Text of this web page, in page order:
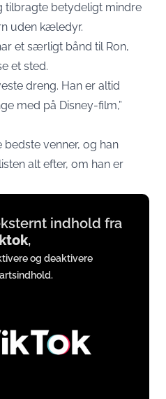
tilbragte betydeligt mindre
uden kæledyr.
et særligt bånd til Ron,
et sted.
dreng. Han er altid
med på Disney-film,”
bedste venner, og han
alt efter, om han er
indhold fra
,
og deaktivere